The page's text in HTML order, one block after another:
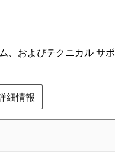
、およびテクニカル サポ
細情報